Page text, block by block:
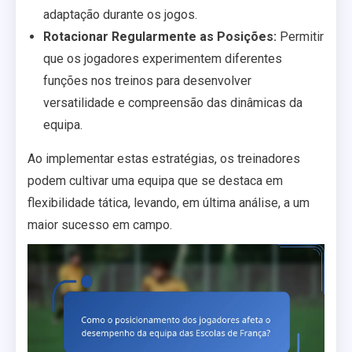
adaptação durante os jogos.
Rotacionar Regularmente as Posições: Permitir
que os jogadores experimentem diferentes
funções nos treinos para desenvolver
versatilidade e compreensão das dinâmicas da
equipa.
Ao implementar estas estratégias, os treinadores
podem cultivar uma equipa que se destaca em
flexibilidade tática, levando, em última análise, a um
maior sucesso em campo.